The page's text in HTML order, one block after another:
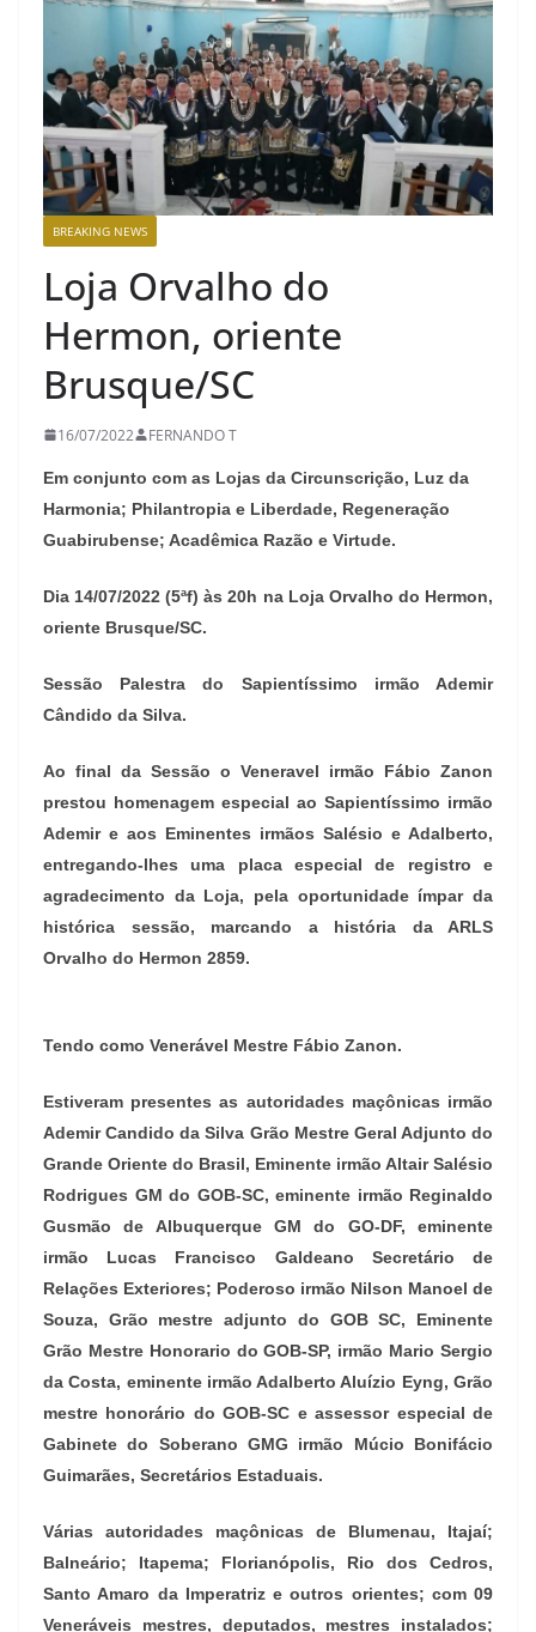
BREAKING NEWS
Loja Orvalho do
Hermon, oriente
Brusque/SC
16/07/2022 FERNANDO T
Em conjunto com as Lojas da Circunscrição, Luz da
Harmonia; Philantropia e Liberdade, Regeneração
Guabirubense; Acadêmica Razão e Virtude.
Dia 14/07/2022 (5ªf) às 20h na Loja Orvalho do Hermon,
oriente Brusque/SC.
Sessão Palestra do Sapientíssimo irmão Ademir
Cândido da Silva.
Ao final da Sessão o Veneravel irmão Fábio Zanon
prestou homenagem especial ao Sapientíssimo irmão
Ademir e aos Eminentes irmãos Salésio e Adalberto,
entregando-lhes uma placa especial de registro e
agradecimento da Loja, pela oportunidade ímpar da
histórica sessão, marcando a história da ARLS
Orvalho do Hermon 2859.
Tendo como Venerável Mestre Fábio Zanon.
Estiveram presentes as autoridades maçônicas irmão
Ademir Candido da Silva Grão Mestre Geral Adjunto do
Grande Oriente do Brasil, Eminente irmão Altair Salésio
Rodrigues GM do GOB-SC, eminente irmão Reginaldo
Gusmão de Albuquerque GM do GO-DF, eminente
irmão Lucas Francisco Galdeano Secretário de
Relações Exteriores; Poderoso irmão Nilson Manoel de
Souza, Grão mestre adjunto do GOB SC, Eminente
Grão Mestre Honorario do GOB-SP, irmão Mario Sergio
da Costa, eminente irmão Adalberto Aluízio Eyng, Grão
mestre honorário do GOB-SC e assessor especial de
Gabinete do Soberano GMG irmão Múcio Bonifácio
Guimarães, Secretários Estaduais.
Várias autoridades maçônicas de Blumenau, Itajaí;
Balneário; Itapema; Florianópolis, Rio dos Cedros,
Santo Amaro da Imperatriz e outros orientes; com 09
Veneráveis mestres, deputados, mestres instalados;